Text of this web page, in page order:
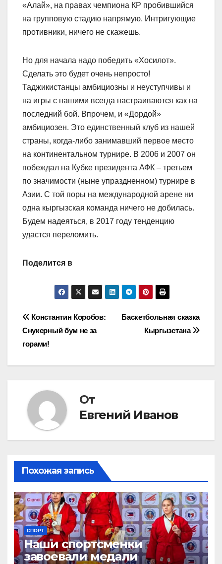
«Алай», на правах чемпиона КР пробившийся
на групповую стадию напрямую. Интригующие
противники, ничего не скажешь.
Но для начала надо победить «Хосилот».
Сделать это будет очень непросто!
Таджикистанцы амбициозны и неуступчивы и
на игры с нашими всегда настраиваются как на
последний бой. Впрочем, и «Дордой»
амбициозен. Это единственный клуб из нашей
страны, когда-либо занимавший первое место
на континентальном турнире. В 2006 и 2007 он
побеждал на Кубке президента АФК – третьем
по значимости (ныне упраздненном) турнире в
Азии. С той поры на международной арене ни
одна кыргызская команда ничего не добилась.
Будем надеяться, в 2017 году тенденцию
удастся переломить.
Поделится в
Навигация
по
записям
Баскетбольная сказка
Кыргызстана
Константин Коробов:
Снукерный бум не за
горами!
От
Евгений Иванов
Похожая запись
СПОРТ
Наши спортсменки
завоевали медали